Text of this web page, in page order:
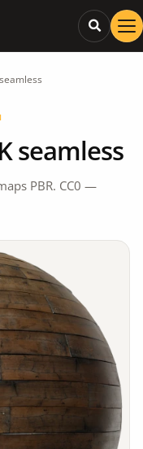
seamless
PBR. CC0 —